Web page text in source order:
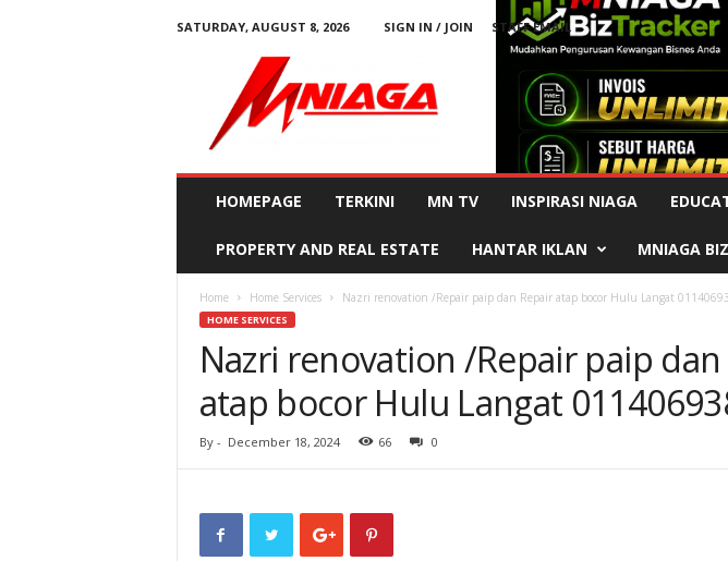
SATURDAY, AUGUST 8, 2026 SIGN IN / JOIN STAFF EMAIL
HOMEPAGE TERKINI MN TV INSPIRASI NIAGA
PROPERTY AND REAL ESTATE HANTAR IKLAN MNIAGA
Home Home Services Nazri renovation /Repair paip dan Repair atap bocor Hulu Langat
HOME SERVICES
Nazri renovation /Repair paip
atap bocor Hulu Langat
By - December 18, 2024 66 0